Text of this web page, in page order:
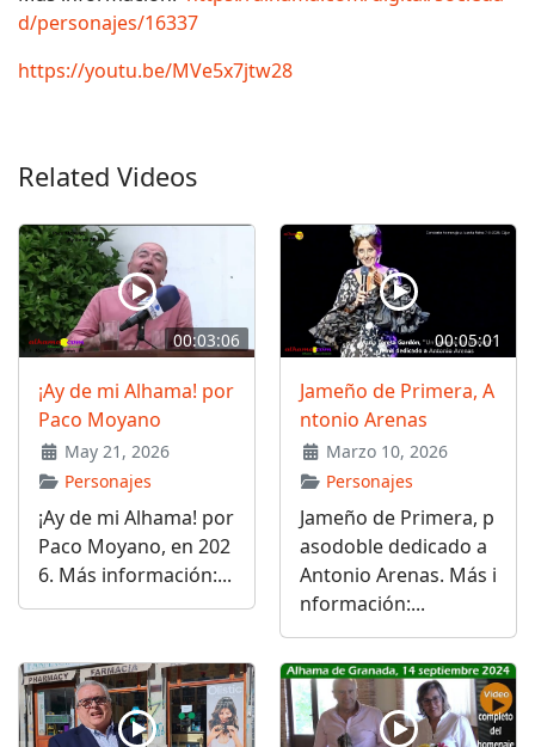
d/personajes/16337
https://youtu.be/MVe5x7jtw28
Related Videos
00:03:06
¡Ay de mi Alhama! por
Paco Moyano
May 21, 2026
Personajes
¡Ay de mi Alhama! por
Paco Moyano, en 202
6. Más información:...
00:05:01
Jameño de Primera, A
ntonio Arenas
Marzo 10, 2026
Personajes
Jameño de Primera, p
asodoble dedicado a
Antonio Arenas. Más i
nformación:...